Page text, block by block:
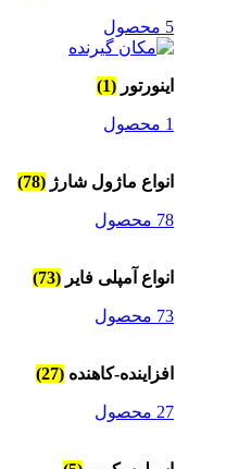
5 محصول
اینورتور (1)
1 محصول
انواع ماژول شارژ (78)
78 محصول
انواع آمپلی فایر (73)
73 محصول
افزاینده-کاهنده (27)
27 محصول